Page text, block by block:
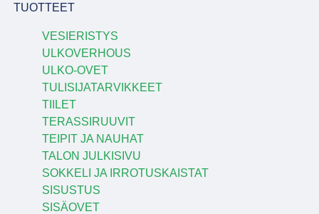
TUOTTEET
VESIERISTYS
ULKOVERHOUS
ULKO-OVET
TULISIJATARVIKKEET
TIILET
TERASSIRUUVIT
TEIPIT JA NAUHAT
TALON JULKISIVU
SOKKELI JA IRROTUSKAISTAT
SISUSTUS
SISÄOVET